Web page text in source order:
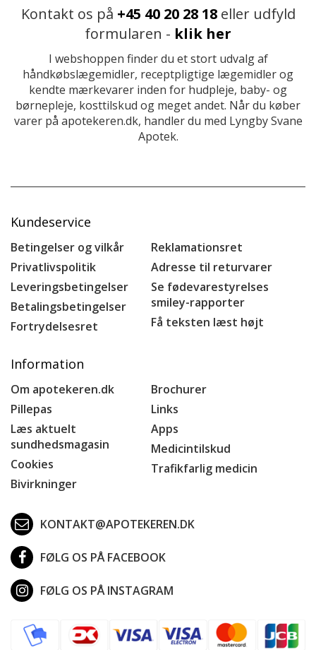
Kontakt os på +45 40 20 28 18eller udfyld
formularen - klik her
I webshoppen finder du et stort udvalg af
håndkøbslægemidler, receptpligtige lægemidler og
kendte mærkevarer inden for hudpleje, baby- og
børnepleje, kosttilskud og meget andet. Når du køber
varer på apotekeren.dk, handler du med Lyngby Svane
Apotek.
Kundeservice
Betingelser og vilkår
Privatlivspolitik
Leveringsbetingelser
Betalingsbetingelser
Fortrydelsesret
Reklamationsret
Adresse til returvarer
Se fødevarestyrelses
smiley-rapporter
Få teksten læst højt
Information
Om apotekeren.dk
Pillepas
Læs aktuelt
sundhedsmagasin
Cookies
Bivirkninger
Brochurer
Links
Apps
Medicintilskud
Trafikfarlig medicin
KONTAKT@APOTEKEREN.DK
FØLG OS PÅ FACEBOOK
FØLG OS PÅ INSTAGRAM